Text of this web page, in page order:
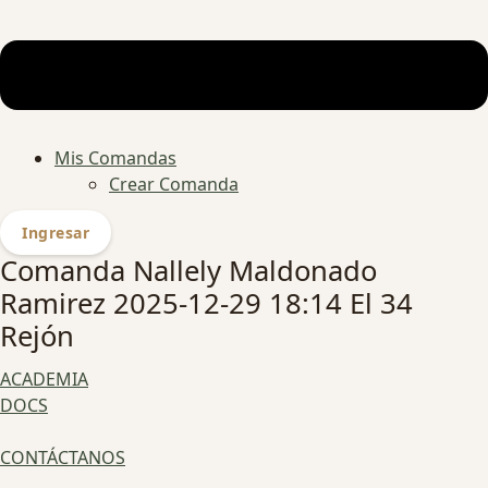
Mis Comandas
Crear Comanda
Ingresar
Comanda Nallely Maldonado
Ramirez 2025-12-29 18:14 El 34
Rejón
ACADEMIA
DOCS
CONTÁCTANOS